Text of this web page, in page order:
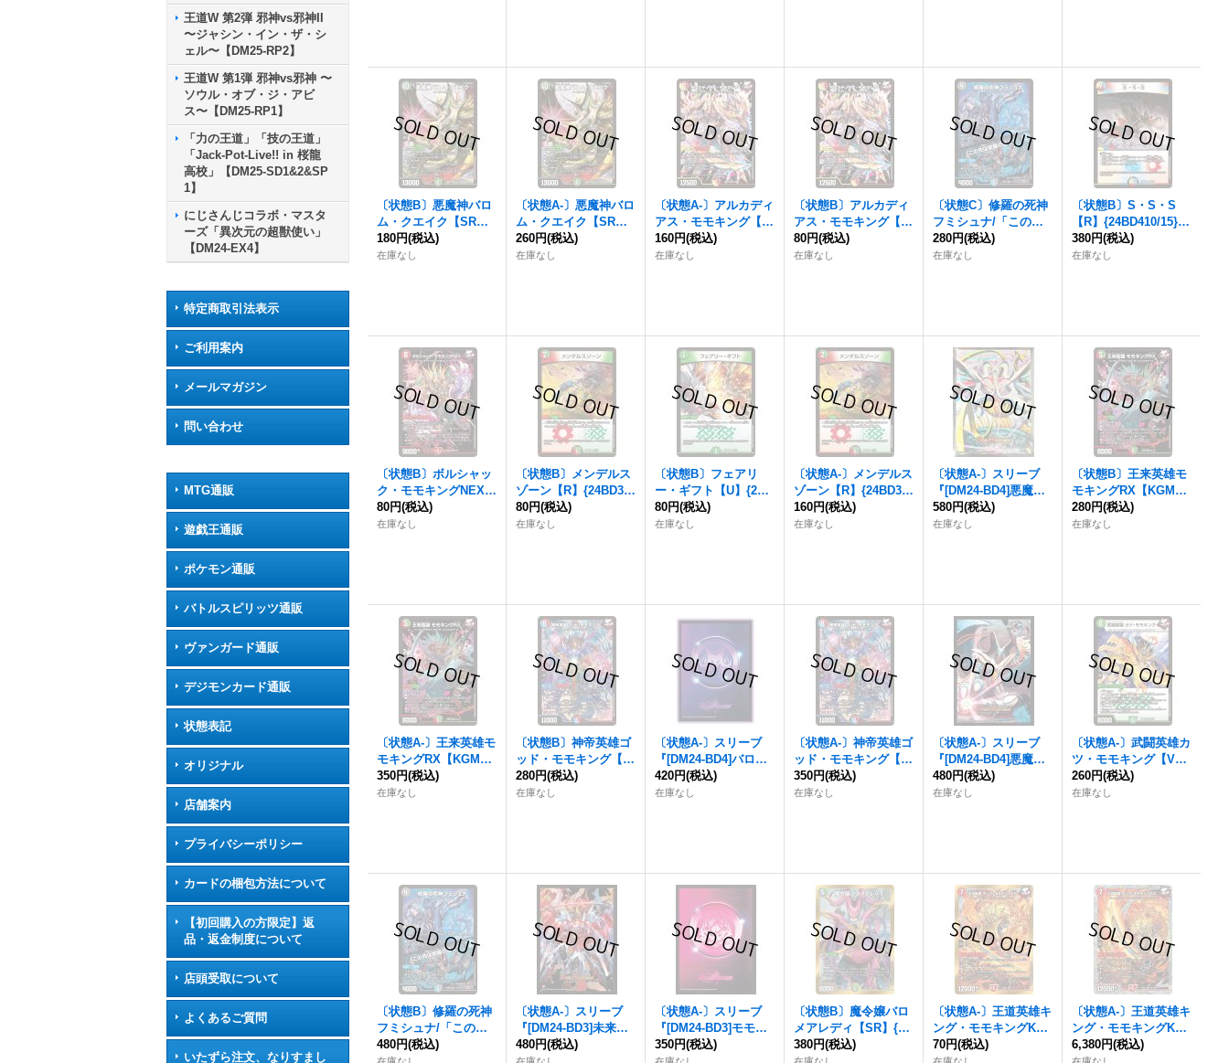
王道W 第2弾 邪神vs邪神II
〜ジャシン・イン・ザ・シ
ェル〜【DM25-RP2】
王道W 第1弾 邪神vs邪神 〜
ソウル・オブ・ジ・アビ
ス〜【DM25-RP1】
「力の王道」「技の王道」
「Jack-Pot-Live!! in 桜龍
高校」【DM25-SD1&2&SP
1】
にじさんじコラボ・マスタ
ーズ「異次元の超獣使い」
【DM24-EX4】
特定商取引法表示
ご利用案内
メールマガジン
問い合わせ
MTG通販
遊戯王通販
ポケモン通販
バトルスピリッツ通販
ヴァンガード通販
デジモンカード通販
状態表記
オリジナル
店舗案内
プライバシーポリシー
カードの梱包方法について
【初回購入の方限定】返
品・返金制度について
店頭受取について
よくあるご質問
いたずら注文、なりすまし
〔状態B〕悪魔神バロ
ム・クエイク【SR】
{24BD44/15}《多》
180円(税込)
在庫なし
〔状態A-〕悪魔神バロ
ム・クエイク【SR】
{24BD44/15}《多》
260円(税込)
在庫なし
〔状態A-〕アルカディ
アス・モモキング【K
GM】{24BD33/15}
《多》
160円(税込)
在庫なし
〔状態B〕アルカディ
アス・モモキング【K
GM】{24BD33/15}
《多》
80円(税込)
在庫なし
〔状態C〕修羅の死神
フミシュナ/「この先
は修羅の道ぞ」【V
R】{24BD47/15}
280円(税込)
在庫なし
〔状態B〕S・S・S
【R】{24BD410/15}
《多》
380円(税込)
在庫なし
〔状態B〕ボルシャッ
ク・モモキングNEX
【KGM】{24BD32/15}
《火》
80円(税込)
在庫なし
〔状態B〕メンデルス
ゾーン【R】{24BD31
1/15}《多》
80円(税込)
在庫なし
〔状態B〕フェアリ
ー・ギフト【U】{24B
D313/15}《自然》
80円(税込)
在庫なし
〔状態A-〕メンデルス
ゾーン【R】{24BD31
1/15}《多》
160円(税込)
在庫なし
〔状態A-〕スリーブ
『[DM24-BD4]悪魔神
ドルバロム』42枚入り
【サプライ】{-}
580円(税込)
在庫なし
〔状態B〕王来英雄モ
モキングRX【KGM】
{24BD35/15}《多》
280円(税込)
在庫なし
〔状態A-〕王来英雄モ
モキングRX【KGM】
{24BD35/15}《多》
350円(税込)
在庫なし
〔状態B〕神帝英雄ゴ
ッド・モモキング【S
R】{24BD38/15}
《多》
280円(税込)
在庫なし
〔状態A-〕スリーブ
『[DM24-BD4]バロム
ロゴ』42枚入り【サプ
ライ】{-}
420円(税込)
在庫なし
〔状態A-〕神帝英雄ゴ
ッド・モモキング【S
R】{24BD38/15}
《多》
350円(税込)
在庫なし
〔状態A-〕スリーブ
『[DM24-BD4]悪魔神
バロム』42枚入り【サ
プライ】{-}
480円(税込)
在庫なし
〔状態A-〕武闘英雄カ
ツ・モモキング【V
R】{24BD310/15}《自
然》
260円(税込)
在庫なし
〔状態B〕修羅の死神
フミシュナ/「この先
は修羅の道ぞ」【V
480円(税込)
〔状態A-〕スリーブ
『[DM24-BD3]未来王
龍モモキングJO』42
480円(税込)
〔状態A-〕スリーブ
『[DM24-BD3]モモキ
ングロゴ』42枚入り
350円(税込)
〔状態B〕魔令嬢バロ
メアレディ【SR】{24
BD41/15}《多》
380円(税込)
〔状態A-〕王道英雄キ
ング・モモキングKG
【SR】{24BD31/15}
70円(税込)
〔状態A-〕王道英雄キ
ング・モモキングKG
【SR】{24BD3秘1/秘
6,380円(税込)